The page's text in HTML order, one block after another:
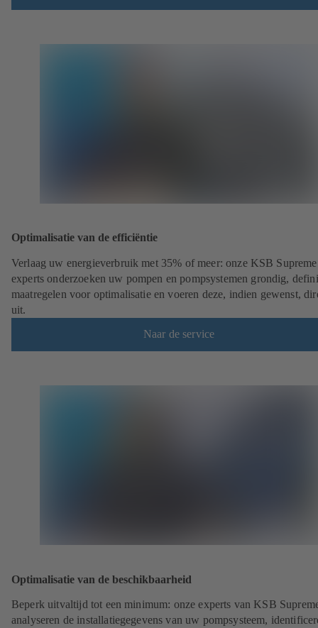
Optimalisatie van de efficiëntie
Verlaag uw energieverbruik met 35% of meer: onze KSB
experts onderzoeken uw pompen en pompsystemen grondig,
maatregelen voor optimalisatie en voeren deze, indien gewenst,
uit.
Naar de service
Optimalisatie van de beschikbaarheid
Beperk uitvaltijd tot een minimum: onze experts van KSB
analyseren de installatiegegevens van uw pompsysteem,